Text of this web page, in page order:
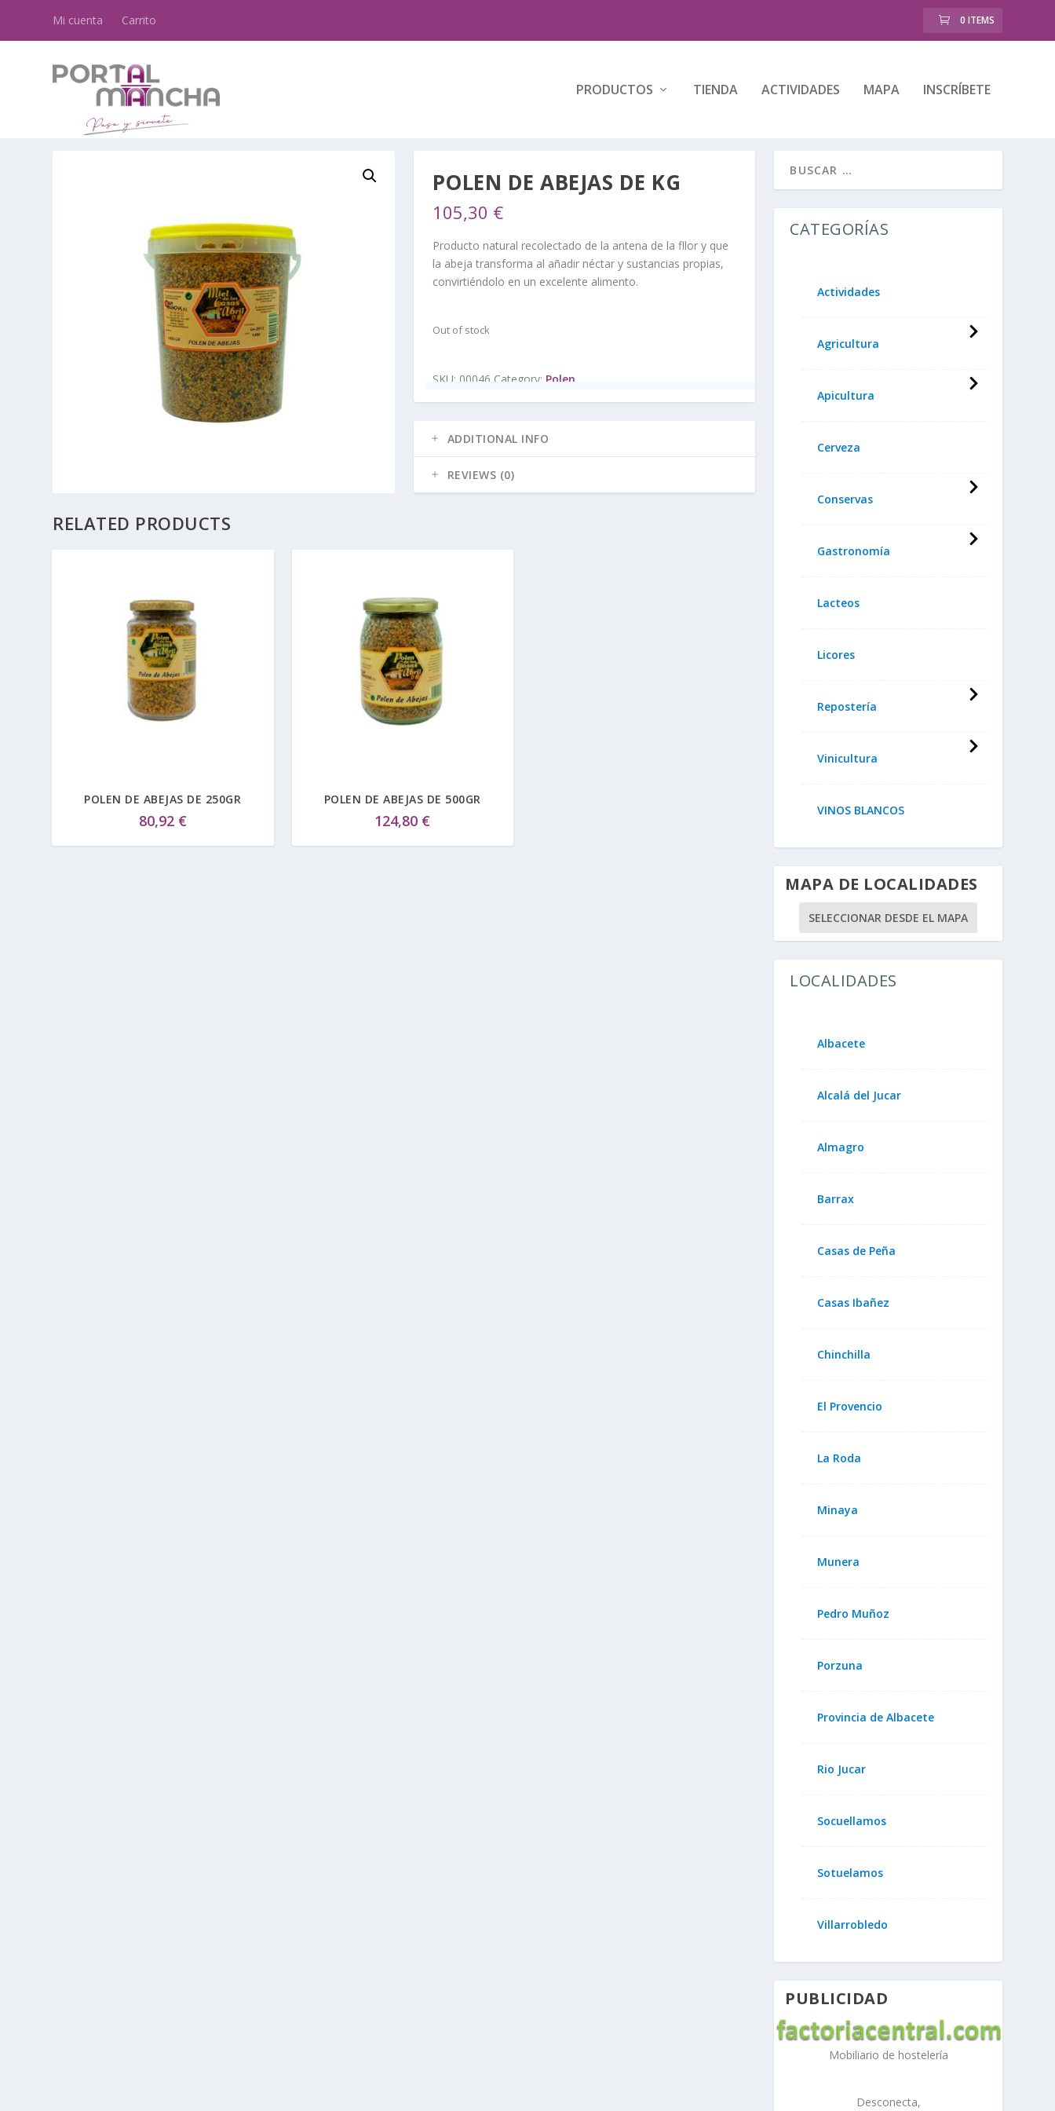
Mi cuenta Carrito 0 ITEMS
PRODUCTOS TIENDA ACTIVIDADES MAPA INSCRÍBETE
POLEN DE ABEJAS DE KG
105,30 €
Producto natural recolectado de la antena de la fllor y que
la abeja transforma al añadir néctar y sustancias propias,
convirtiéndolo en un excelente alimento.
Out of stock
SKU: 00046 Category: Polen
ADDITIONAL INFO
REVIEWS (0)
RELATED PRODUCTS
POLEN DE ABEJAS DE 250GR
80,92 €
POLEN DE ABEJAS DE 500GR
124,80 €
CATEGORÍAS
Actividades
Agricultura
Apicultura
Cerveza
Conservas
Gastronomía
Lacteos
Licores
Repostería
Vinicultura
VINOS BLANCOS
MAPA DE LOCALIDADES
SELECCIONAR DESDE EL MAPA
LOCALIDADES
Albacete
Alcalá del Jucar
Almagro
Barrax
Casas de Peña
Casas Ibañez
Chinchilla
El Provencio
La Roda
Minaya
Munera
Pedro Muñoz
Porzuna
Provincia de Albacete
Rio Jucar
Socuellamos
Sotuelamos
Villarrobledo
PUBLICIDAD
Mobiliario de hostelería
Desconecta,